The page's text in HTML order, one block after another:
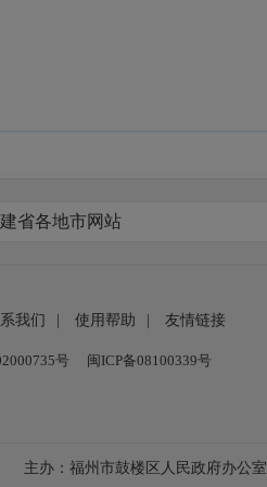
省各地市网站
我们 使用帮助 友情链接
号 闽ICP备08100339号
主办：福州市鼓楼区人民政府办公室